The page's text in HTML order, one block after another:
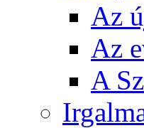
Az
Az
A